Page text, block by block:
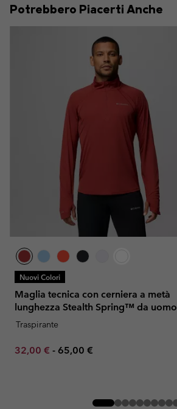
Potrebbero Piacerti Anche
Nuovi Colori
Maglia tecnica con cerniera a metà
lunghezza Stealth Spring™ da uomo
Traspirante
Minimum sale price:
32,00 € - Maximum price:
65,00 €